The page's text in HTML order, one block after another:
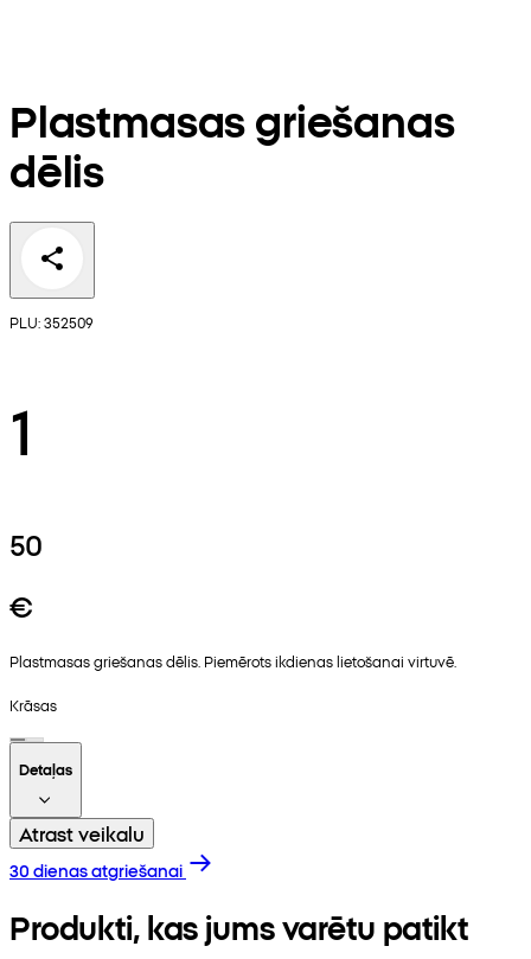
Plastmasas griešanas
dēlis
PLU: 352509
1
50
€
Plastmasas griešanas dēlis. Piemērots ikdienas lietošanai virtuvē.
Krāsas
Detaļas
Atrast veikalu
30 dienas atgriešanai
Produkti, kas jums varētu patikt